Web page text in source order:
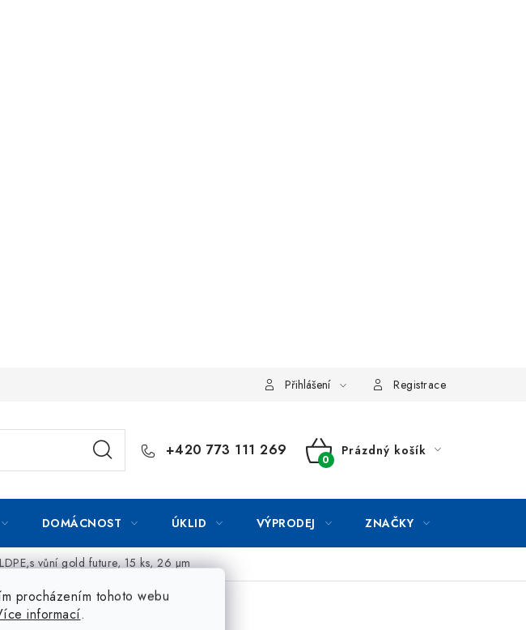
procházením tohoto webu
informací.
Přihlášení Registrace
+420 773 111 269
NÁKUPNÍ
Prázdný košík
DOMÁCNOST ÚKLID VÝPRODEJ ZNAČKY
vůní gold future, 15 ks, 26 µm